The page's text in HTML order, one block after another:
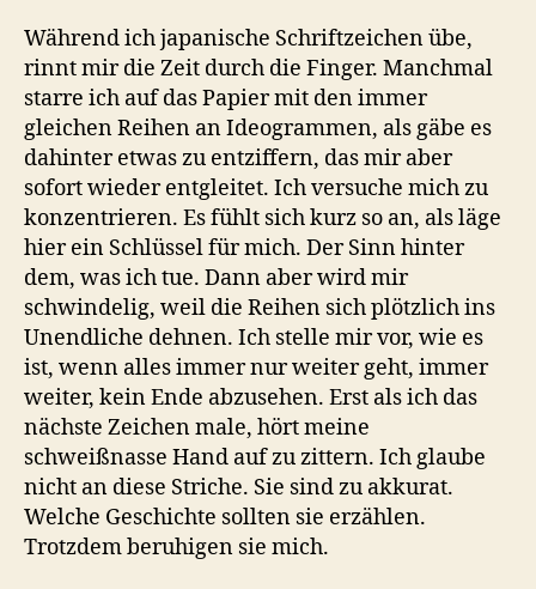
Während ich japanische Schriftzeichen übe,
rinnt mir die Zeit durch die Finger. Manchmal
starre ich auf das Papier mit den immer
gleichen Reihen an Ideogrammen, als gäbe es
dahinter etwas zu entziffern, das mir aber
sofort wieder entgleitet. Ich versuche mich zu
konzentrieren. Es fühlt sich kurz so an, als läge
hier ein Schlüssel für mich. Der Sinn hinter
dem, was ich tue. Dann aber wird mir
schwindelig, weil die Reihen sich plötzlich ins
Unendliche dehnen. Ich stelle mir vor, wie es
ist, wenn alles immer nur weiter geht, immer
weiter, kein Ende abzusehen. Erst als ich das
nächste Zeichen male, hört meine
schweißnasse Hand auf zu zittern. Ich glaube
nicht an diese Striche. Sie sind zu akkurat.
Welche Geschichte sollten sie erzählen.
Trotzdem beruhigen sie mich.